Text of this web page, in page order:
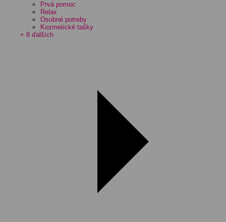
Prvá pomoc
Relax
Osobné potreby
Kozmetické tašky
+ 8 ďalších